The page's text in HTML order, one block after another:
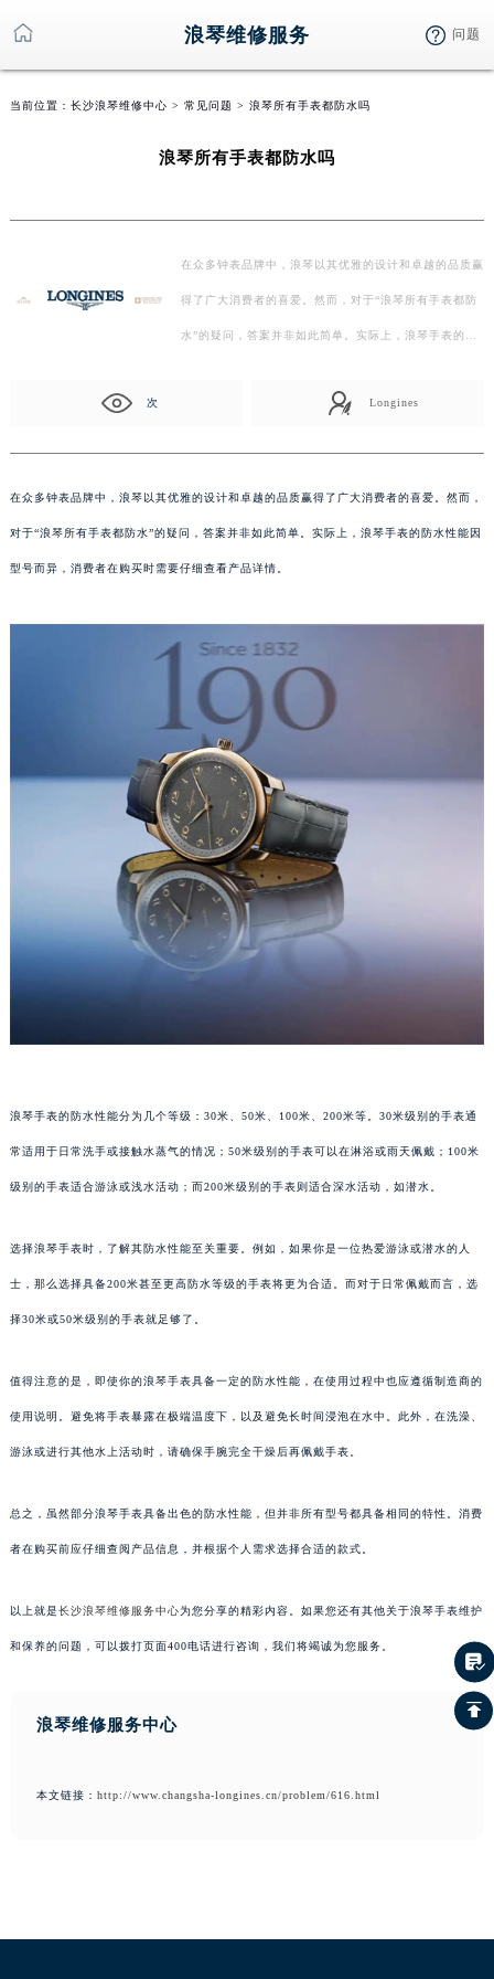
浪琴维修服务 问题
当前位置： 长沙浪琴维修中心 > 常见问题 > 浪琴所有手表都防水吗
浪琴所有手表都防水吗
在众多钟表品牌中，浪琴以其优雅的设计和卓越的品质赢
得了广大消费者的喜爱。然而，对于“浪琴所有手表都防
水”的疑问，答案并非如此简单。实际上，浪琴手表的
次 Longines
在众多钟表品牌中，浪琴以其优雅的设计和卓越的品质赢得了广大消费者的喜爱。然而，
对于“浪琴所有手表都防水”的疑问，答案并非如此简单。实际上，浪琴手表的防水性能因
型号而异，消费者在购买时需要仔细查看产品详情。
浪琴手表的防水性能分为几个等级：30米、50米、100米、200米等。30米级别的手表通
常适用于日常洗手或接触水蒸气的情况；50米级别的手表可以在淋浴或雨天佩戴；100米
级别的手表适合游泳或浅水活动；而200米级别的手表则适合深水活动，如潜水。
选择浪琴手表时，了解其防水性能至关重要。例如，如果你是一位热爱游泳或潜水的人
士，那么选择具备200米甚至更高防水等级的手表将更为合适。而对于日常佩戴而言，选
择30米或50米级别的手表就足够了。
值得注意的是，即使你的浪琴手表具备一定的防水性能，在使用过程中也应遵循制造商的
使用说明。避免将手表暴露在极端温度下，以及避免长时间浸泡在水中。此外，在洗澡、
游泳或进行其他水上活动时，请确保手腕完全干燥后再佩戴手表。
总之，虽然部分浪琴手表具备出色的防水性能，但并非所有型号都具备相同的特性。消费
者在购买前应仔细查阅产品信息，并根据个人需求选择合适的款式。
以上就是长沙浪琴维修服务中心为您分享的精彩内容。如果您还有其他关于浪琴手表维护
和保养的问题，可以拨打页面400电话进行咨询，我们将竭诚为您服务。
浪琴维修服务中心
本文链接： http://www.changsha-longines.cn/problem/616.html